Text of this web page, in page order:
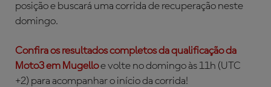
posição e buscará uma corrida de recuperação neste
domingo.
Confira os resultados completos da qualificação da
Moto3 em Mugelloe volte no domingo às 11h (UTC
+2) para acompanhar o início da corrida!